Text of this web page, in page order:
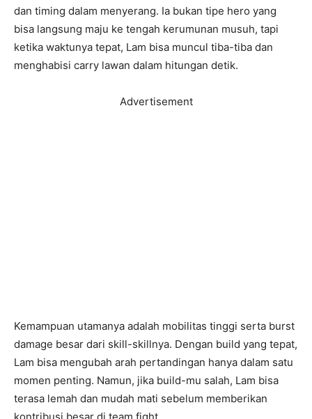
dan timing dalam menyerang. Ia bukan tipe hero yang
bisa langsung maju ke tengah kerumunan musuh, tapi
ketika waktunya tepat, Lam bisa muncul tiba-tiba dan
menghabisi carry lawan dalam hitungan detik.
Advertisement
Kemampuan utamanya adalah mobilitas tinggi serta burst
damage besar dari skill-skillnya. Dengan build yang tepat,
Lam bisa mengubah arah pertandingan hanya dalam satu
momen penting. Namun, jika build-mu salah, Lam bisa
terasa lemah dan mudah mati sebelum memberikan